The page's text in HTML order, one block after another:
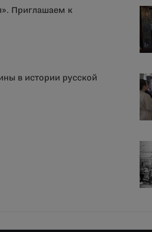
Приглашаем к
в истории русской